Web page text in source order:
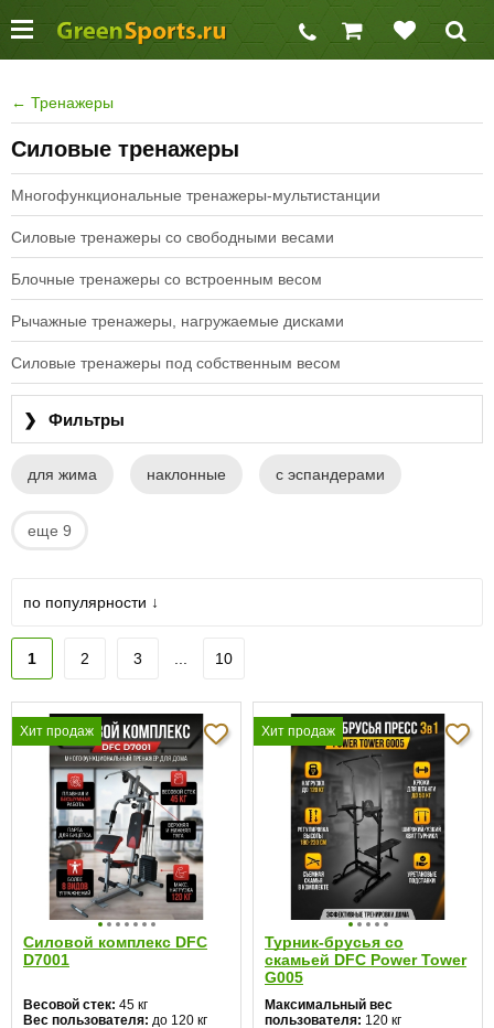
← Тренажеры
Силовые тренажеры
Многофункциональные тренажеры-мультистанции
Силовые тренажеры со свободными весами
Блочные тренажеры со встроенным весом
Рычажные тренажеры, нагружаемые дисками
Силовые тренажеры под собственным весом
❯ Фильтры
для жима наклонные с эспандерами
еще 9
по популярности ↓
1 2 3 10
Хит продаж
Силовой комплекс DFC
D7001
Весовой стек: 45 кг
Вес пользователя: до 120 кг
Хит продаж
Турник-брусья со
скамьей DFC Power Tower
G005
Максимальный вес
пользователя: 120 кг